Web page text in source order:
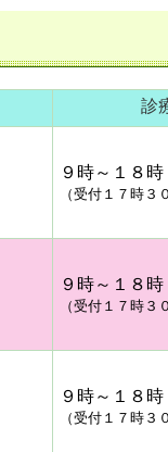
診
９時～１８時
（受付１７時３
９時～１８時
（受付１７時３
９時～１８時
（受付１７時３